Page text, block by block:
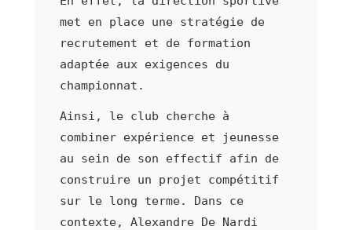
met en place une stratégie de
recrutement et de formation
adaptée aux exigences du
championnat.
Ainsi, le club cherche à
combiner expérience et jeunesse
au sein de son effectif afin de
construire un projet compétitif
sur le long terme. Dans ce
contexte, Alexandre De Nardi